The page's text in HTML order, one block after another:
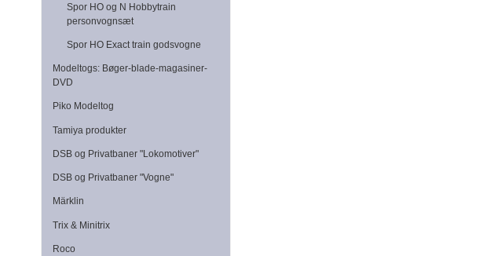
Spor HO og N Hobbytrain
personvognsæt
Spor HO Exact train godsvogne
Modeltogs: Bøger-blade-magasiner-
DVD
Piko Modeltog
Tamiya produkter
DSB og Privatbaner "Lokomotiver"
DSB og Privatbaner "Vogne"
Märklin
Trix & Minitrix
Roco